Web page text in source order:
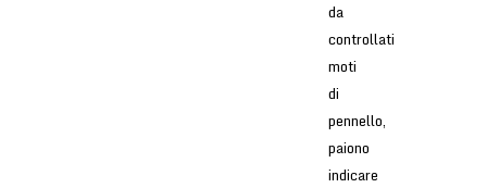
da
controllati
moti
di
pennello,
paiono
indicare